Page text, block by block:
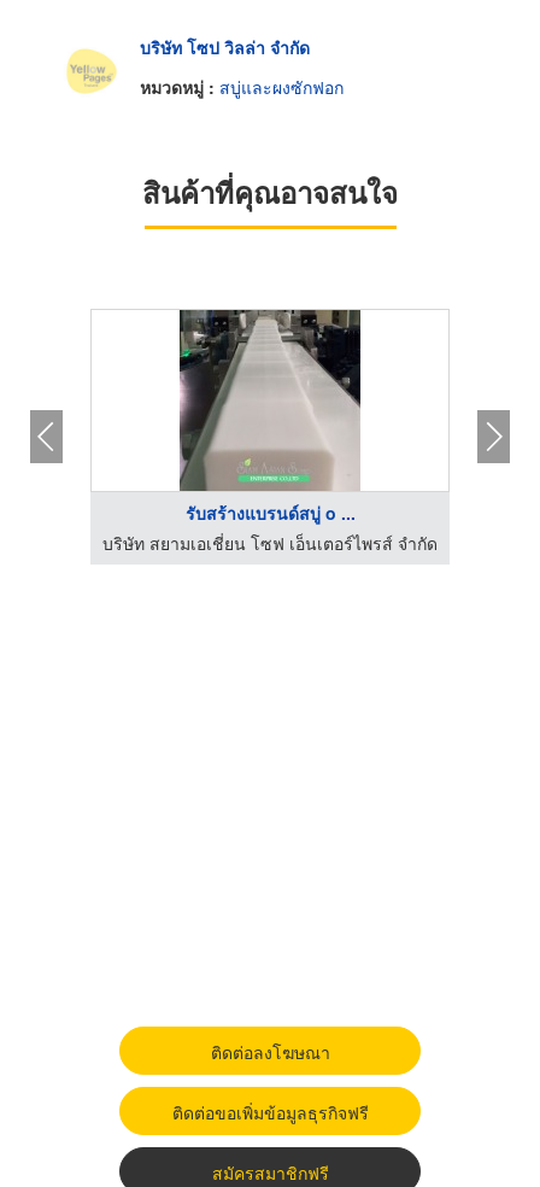
บริษัท โซป วิลล่า จำกัด
หมวดหมู่ : สบู่และผงซักฟอก
สินค้าที่คุณอาจสนใจ
รับสร้างแบรนด์สบู่ o ...
บริษัท สยามเอเชี่ยน โซฟ เอ็นเตอร์ไพรส์ จำกัด
ติดต่อลงโฆษณา
ติดต่อขอเพิ่มข้อมูลธุรกิจฟรี
สมัครสมาชิกฟรี